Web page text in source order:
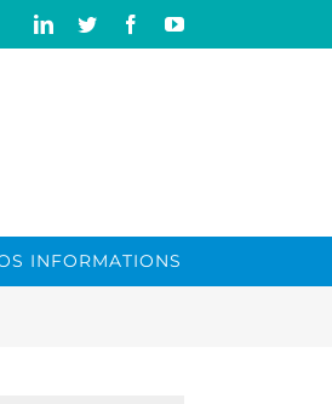
LinkedinTwitter FacebookYouTube
INFORMATIONS